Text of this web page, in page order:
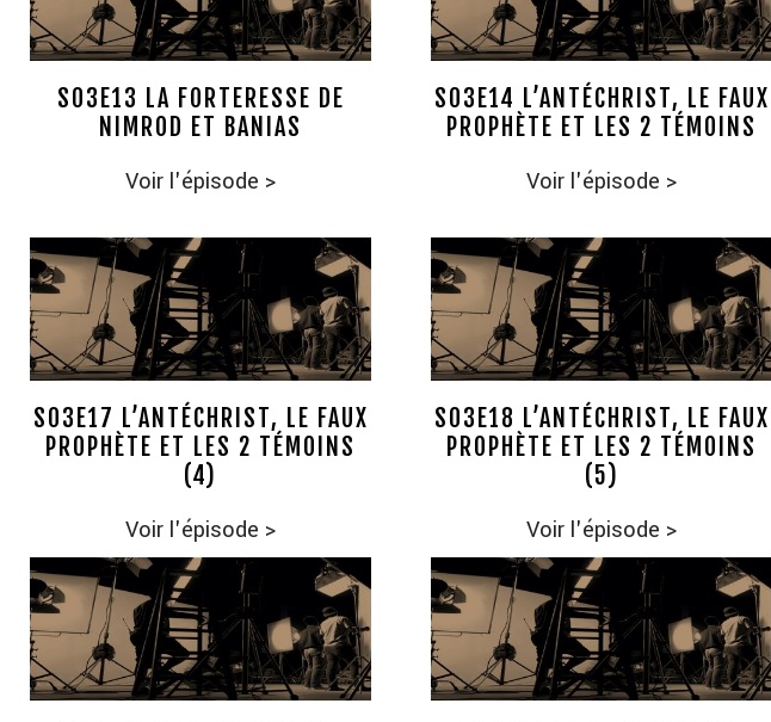
S03E13 LA FORTERESSE DE
NIMROD ET BANIAS
Voir l'épisode >
S03E14 L’ANTÉCHRIST, LE FAUX
PROPHÈTE ET LES 2 TÉMOINS
Voir l'épisode >
S03E17 L’ANTÉCHRIST, LE FAUX
PROPHÈTE ET LES 2 TÉMOINS
(4)
Voir l'épisode >
S03E18 L’ANTÉCHRIST, LE FAUX
PROPHÈTE ET LES 2 TÉMOINS
(5)
Voir l'épisode >